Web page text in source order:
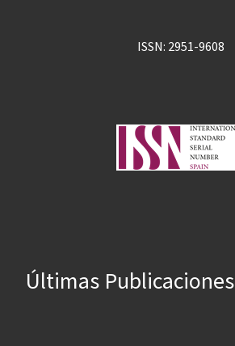
ISSN: 2951-9608
Últimas Publicaciones